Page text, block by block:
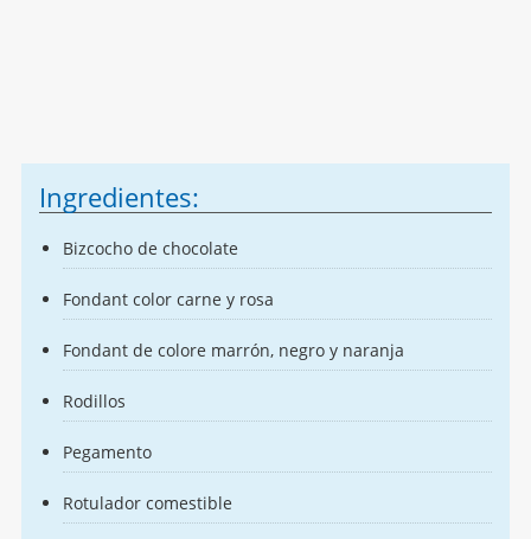
Ingredientes:
Bizcocho de chocolate
Fondant color carne y rosa
Fondant de colore marrón, negro y naranja
Rodillos
Pegamento
Rotulador comestible